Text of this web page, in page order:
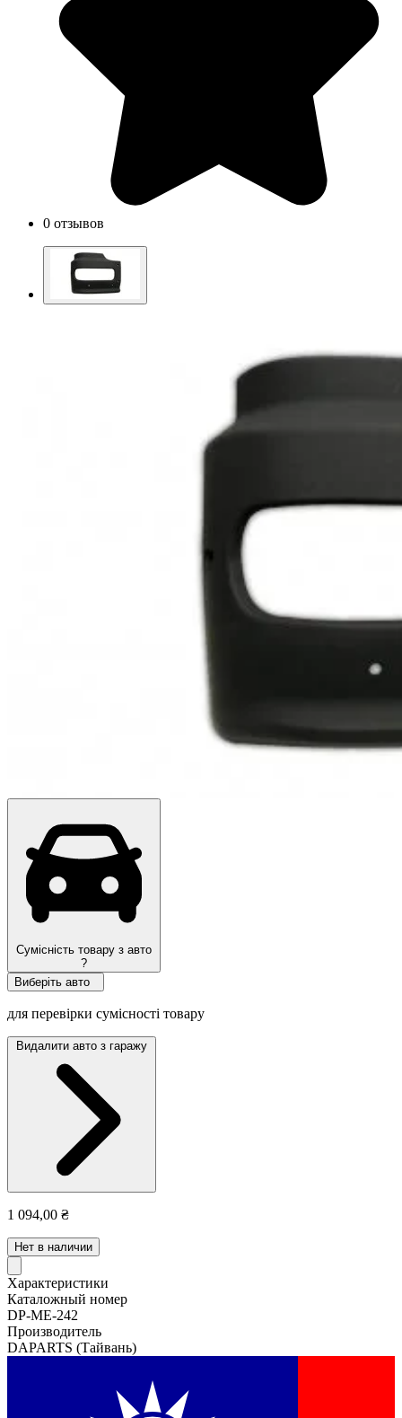
0 отзывов
Сумісність товару з авто
?
Виберіть авто
для перевірки сумісності товару
Видалити авто з гаражу
1 094,00 ₴
Нет в наличии
Характеристики
Каталожный номер
DP-ME-242
Производитель
DAPARTS (Тайвань)